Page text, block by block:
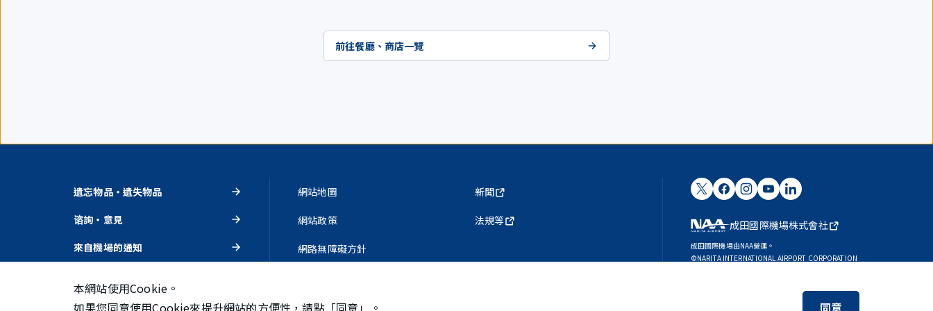
前往餐廳、商店一覽
遺忘物品・遺失物品
谘詢・意見
來自機場的通知
網站地圖
網站政策
網路無障礙方針
新聞
法規等 成田國際機場株式會社
成田國際機場由NAA營運。
©NARITA INTERNATIONAL AIRPORT CORPORATION
本網站使用Cookie。
如果您同意使用Cookie來提升網站的方便性，請點「同意」。
同意